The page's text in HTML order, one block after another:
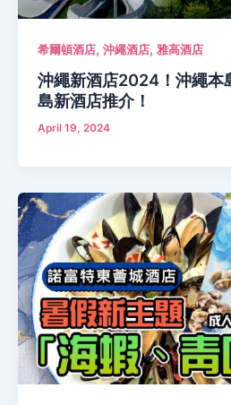
希爾頓酒店, 沖繩酒店, 雅高酒店
沖繩新酒店2024！沖繩本
島新酒店推介！
April 19, 2024